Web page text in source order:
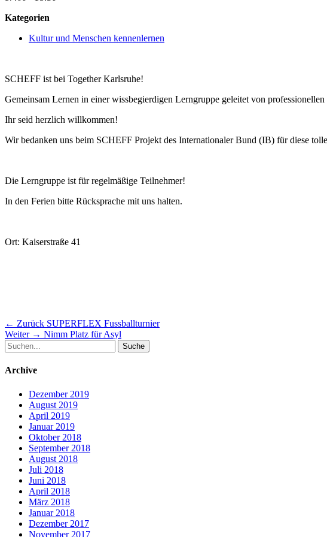
Kategorien
Kultur und Menschen kennenlernen
SCHEFF ist bei Together Karlsruhe!
Gemeinsam Lernen in einer wissbegierdigen Lerngruppe geleitet von
Ihr seid herzlich willkommen!
Wir bedanken uns beim SCHEFF Projekt des Internationaler Bund (IB) für diese
Die Lerngruppe ist für regelmäßige Teilnehmer!
In den Ferien bitte Rücksprache mit uns halten.
Ort: Kaiserstraße 41
Beitragsnavigation
← Zurück Vorheriger
Beitrag:
SUPERFLEX Fussballturnier
Weiter → Nächster
Nimm Platz für Asyl
Suche
nach:
Archive
Dezember 2019
August 2019
April 2019
Januar 2019
Oktober 2018
September 2018
August 2018
Juli 2018
Juni 2018
April 2018
März 2018
Januar 2018
Dezember 2017
November 2017